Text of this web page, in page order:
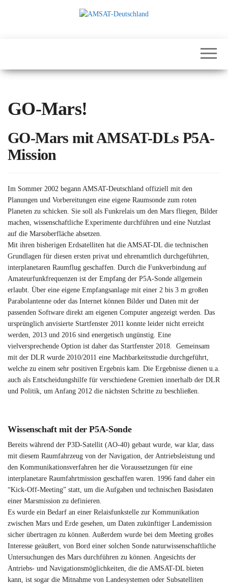
Education
GO-Mars!
GO-Mars mit AMSAT-DLs P5A-
Mission
Im Sommer 2002 begann AMSAT-Deutschland offiziell mit den
Planungen und Vorbereitungen eine eigene Raumsonde zum roten
Planeten zu schicken. Sie soll als Funkrelais um den Mars fliegen, Bilder
machen, wissenschaftliche Experimente durchführen und eine Nutzlast
auf die Marsoberfläche absetzen.
Mit ihren bisherigen Erdsatelliten hat die AMSAT-DL die technischen
Grundlagen für diesen ersten privat und ehrenamtlich durchgeführten,
interplanetaren Raumflug geschaffen. Durch die Funkverbindung auf
Amateurfunkfrequenzen ist der Empfang der P5A-Sonde allgemein
erlaubt. Über eine eigene Empfangsanlage mit einer 2 bis 3 m großen
Parabolantenne oder das Internet können Bilder und Daten mit der
passenden Software direkt am eigenen Computer angezeigt werden. Das
ursprünglich anvisierte Startfenster 2011 konnte leider nicht erreicht
werden, 2013 und 2016 sind energetisch ungünstig. Eine
vielversprechende Option ist daher das Startfenster 2018. Gemeinsam
mit der DLR wurde 2010/2011 eine Machbarkeitsstudie durchgeführt,
welche zu einem sehr positiven Ergebnis kam. Die Ergebnisse dienen u.a.
auch als Entscheidungshilfe für verschiedene Gremien innerhalb der DLR
und Politik, um Anfang 2012 die nächsten Schritte zu beschließen.
Wissenschaft mit der P5A-Sonde
Bereits während der P3D-Satellit (AO-40) gebaut wurde, war klar, dass
mit diesem Raumfahrzeug von der Navigation, der Antriebsleistung und
den Kommunikationsverfahren her die Voraussetzungen für eine
interplanetare Raumfahrtmission geschaffen waren. 1996 fand daher ein
“Kick-Off-Meeting” statt, um die Aufgaben und technischen Basisdaten
einer Marsmission zu definieren.
Es wurde ein Bedarf an einer Relaisfunkstelle zur Kommunikation
zwischen Mars und Erde gesehen, um Daten zukünftiger Landemission
sicher übertragen zu können. Außerdem wurde bei dem Meeting großes
Interesse geäußert, von Bord einer solchen Sonde naturwissenschaftliche
Untersuchungen des Mars durchführen zu können. Angesichts der
Antriebs- und Navigationsmöglichkeiten, die die AMSAT-DL bieten
kann, ist sogar die Mitnahme von Landesystemen oder Subsatelliten